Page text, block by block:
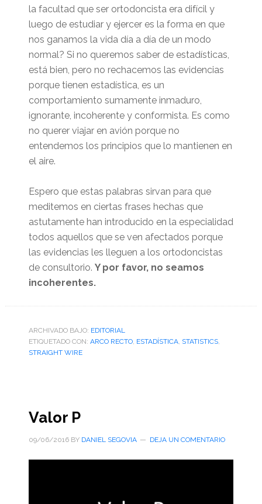
la facultad que ser ortodoncista era difícil y
luego de estudiar y ejercer es la forma en que
nos ganamos la vida día a día de un modo
normal? Si no queremos saber de estadísticas,
está bien, pero no rechacemos las evidencias
porque tienen estadística, es un
comportamiento sumamente inmaduro,
ignorante, incoherente y conformista. Es como
no querer viajar en avión porque no
entendemos los principios que lo mantienen en
el aire.
Espero que estas palabras sirvan para que
meditemos en ciertas frases hechas que
astutamente han introducido en la especialidad
todos aquellos que se ven afectados porque
las evidencias les lleguen a los ortodoncistas
de consultorio. Y por favor, no seamos
incoherentes.
ARCHIVADO BAJO: EDITORIAL
ETIQUETADO CON: ARCO RECTO, ESTADÍSTICA, STATISTICS,
STRAIGHT WIRE
Valor P
09/06/2016BY DANIEL SEGOVIA DEJA UN COMENTARIO